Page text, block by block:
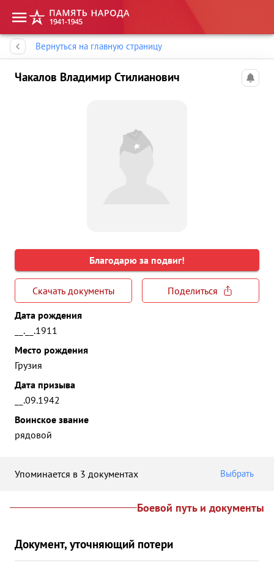
Вернуться на главную страницу
Чакалов Владимир Стилианович
Благодарю за подвиг!
Скачать документы
Поделиться
Дата рождения
__.__.1911
Место рождения
Грузия
Дата призыва
__.09.1942
Воинское звание
рядовой
Упоминается в 3 документах Выбрать
Боевой путь и документы
Документ, уточняющий потери
Память народа